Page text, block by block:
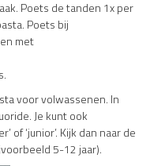
Poets de tanden 1x per
Poets bij
met
voor volwassenen. In
Je kunt ook
of ‘junior’. Kijk dan naar de
5-12 jaar).